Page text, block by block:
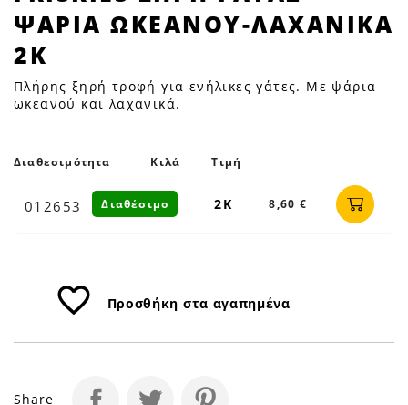
ΞΗΡΗ
ΓΑΤΑΣ
ΨΑΡΙΑ
ΩΚΕΑΝΟΥ-
ΛΑΧΑΝΙΚΑ
Petfan
ΨΑΡΙΑ ΩΚΕΑΝΟΥ-ΛΑΧΑΝΙΚΑ
2Κ
Πλήρης ξηρή τροφή για ενήλικες γάτες. Με ψάρια
ωκεανού και λαχανικά.
Διαθεσιμότητα Κιλά Τιμή
012653 2Κ 8,60 €
Διαθέσιμο
favorite_border Προσθήκη στα αγαπημένα
Share